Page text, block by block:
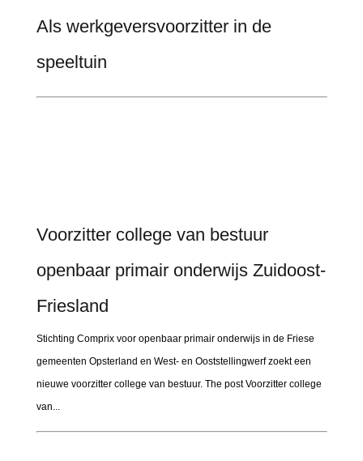
Als werkgeversvoorzitter in de
speeltuin
Voorzitter college van bestuur
openbaar primair onderwijs Zuidoost-
Friesland
Stichting Comprix voor openbaar primair onderwijs in de Friese
gemeenten Opsterland en West- en Ooststellingwerf zoekt een
nieuwe voorzitter college van bestuur. The post Voorzitter college
van...